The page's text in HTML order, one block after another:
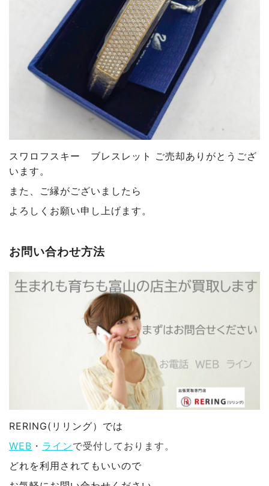
スワロフスキー ブレスレット ご売却ありがとうござ
います。
また、ご縁がございましたら
よろしくお願い申し上げます。
お問い合わせ方法
RERING(リリング）では
WEB ・ ラインで受付しております。
どれを利用されてもいいので